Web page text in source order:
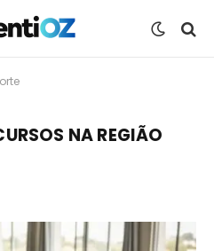
NA REGIÃO